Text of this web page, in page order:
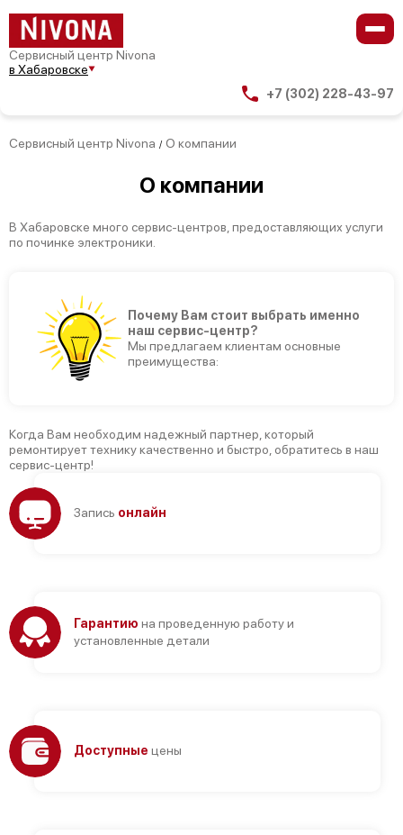
Сервисный центр Nivona
в Хабаровске
+7 (302) 228-43-97
Сервисный центр Nivona / О компании
О компании
В Хабаровске много сервис-центров, предоставляющих услуги
по починке электроники.
Почему Вам стоит выбрать именно
наш сервис-центр?
Мы предлагаем клиентам основные
преимущества:
Когда Вам необходим надежный партнер, который
ремонтирует технику качественно и быстро, обратитесь в наш
сервис-центр!
Запись онлайн
Гарантию на проведенную работу и
установленные детали
Доступные цены